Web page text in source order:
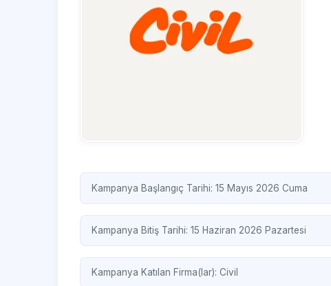
Kampanya Başlangıç Tarihi: 15 Mayıs 2026 Cuma
Kampanya Bitiş Tarihi: 15 Haziran 2026 Pazartesi
Kampanya Katılan Firma(lar): Civil